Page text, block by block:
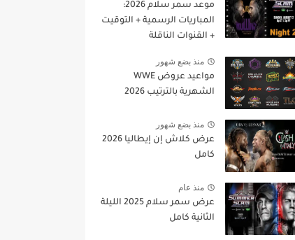
موعد سمر سلام 2026:
المباريات الرسمية + التوقيت
+ القنوات الناقلة
منذ بضع شهور
مواعيد عروض WWE
الشهرية بالترتيب 2026
منذ بضع شهور
عرض كلاش إن إيطاليا 2026
كامل
منذ عام
عرض سمر سلام 2025 الليلة
الثانية كامل